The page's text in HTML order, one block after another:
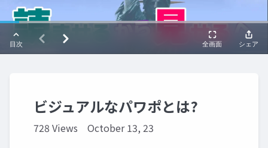
ビジュアルなパワポとは?
728 Views October 13, 23